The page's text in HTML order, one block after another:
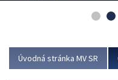
asociácie poisťovní
Viac
Úvodná stránka MV SR